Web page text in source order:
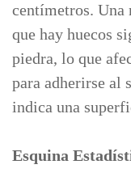
centímetros. Una
que hay huecos
piedra, lo que
para adherirse al
indica una
Esquina